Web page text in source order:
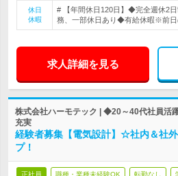
休日
休暇
# 【年間休日120日】◆完全週休2
務、一部休日あり◆有給休暇※前日
求人詳細を見る
株式会社ハーモテック | ◆20～40代社員
充実
経験者募集【電気設計】☆社内＆社
プ！
正社員 職種・業種未経験OK 転勤なし